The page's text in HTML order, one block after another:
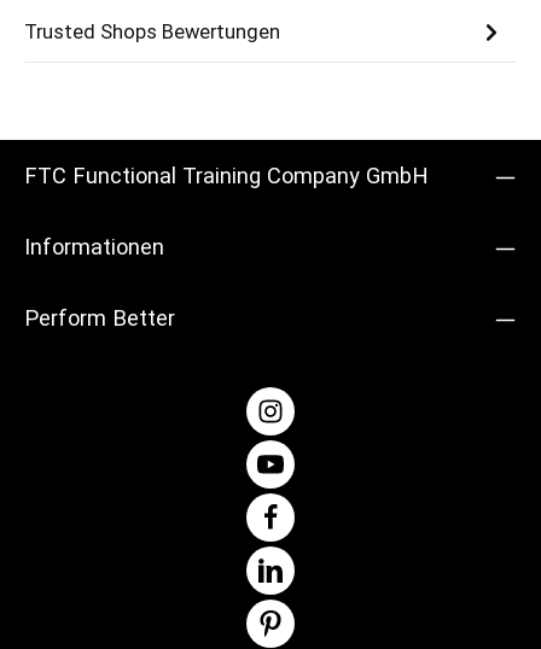
Trusted Shops Bewertungen
FTC Functional Training Company GmbH
Informationen
Perform Better